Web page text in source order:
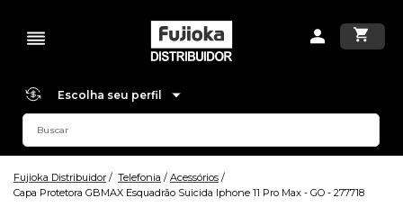
Escolha seu perfil
Fujioka Distribuidor Telefonia
Acessórios
Capa Protetora GBMAX Esquadrão Suicida Iphone 11 Pro Max - GO - 277718